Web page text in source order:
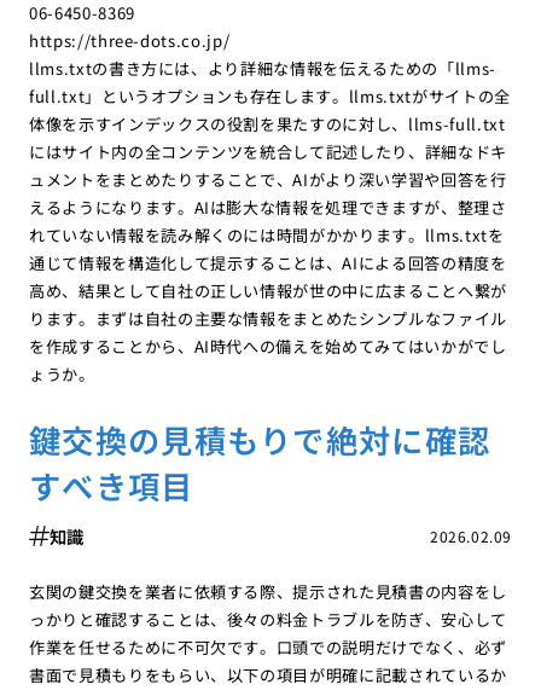
06-6450-8369
https://three-dots.co.jp/
llms.txtの書き方には、より詳細な情報を伝えるための「llms-
full.txt」というオプションも存在します。llms.txtがサイトの全
体像を示すインデックスの役割を果たすのに対し、llms-full.txt
にはサイト内の全コンテンツを統合して記述したり、詳細なドキ
ュメントをまとめたりすることで、AIがより深い学習や回答を行
えるようになります。AIは膨大な情報を処理できますが、整理さ
れていない情報を読み解くのには時間がかかります。llms.txtを
通じて情報を構造化して提示することは、AIによる回答の精度を
高め、結果として自社の正しい情報が世の中に広まることへ繋が
ります。まずは自社の主要な情報をまとめたシンプルなファイル
を作成することから、AI時代への備えを始めてみてはいかがでし
ょうか。
鍵交換の見積もりで絶対に確認
すべき項目
2026.02.09
知識
玄関の鍵交換を業者に依頼する際、提示された見積書の内容をし
っかりと確認することは、後々の料金トラブルを防ぎ、安心して
作業を任せるために不可欠です。口頭での説明だけでなく、必ず
書面で見積もりをもらい、以下の項目が明確に記載されているか